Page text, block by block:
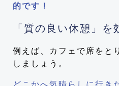
的です！
「質の良い休憩」を
例えば、カフェで席をと
しましょう。
どこかへ気晴らしに行き